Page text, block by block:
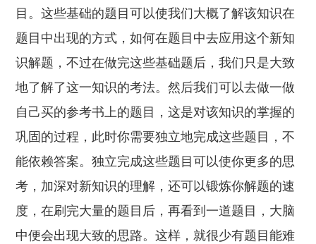
目。这些基础的题目可以使我们大概了解该知识在
题目中出现的方式，如何在题目中去应用这个新知
识解题，不过在做完这些基础题后，我们只是大致
地了解了这一知识的考法。然后我们可以去做一做
自己买的参考书上的题目，这是对该知识的掌握的
巩固的过程，此时你需要独立地完成这些题目，不
能依赖答案。独立完成这些题目可以使你更多的思
考，加深对新知识的理解，还可以锻炼你解题的速
度，在刷完大量的题目后，再看到一道题目，大脑
中便会出现大致的思路。这样，就很少有题目能难